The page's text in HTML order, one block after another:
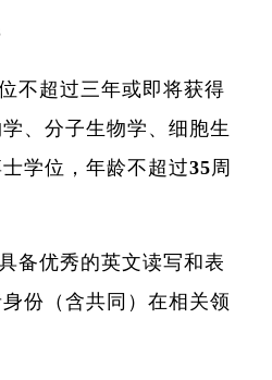
不超过三年或即将获得
、分子生物学、细胞生
学位，年龄不超过35周
备优秀的英文读写和表
份（含共同）在相关领